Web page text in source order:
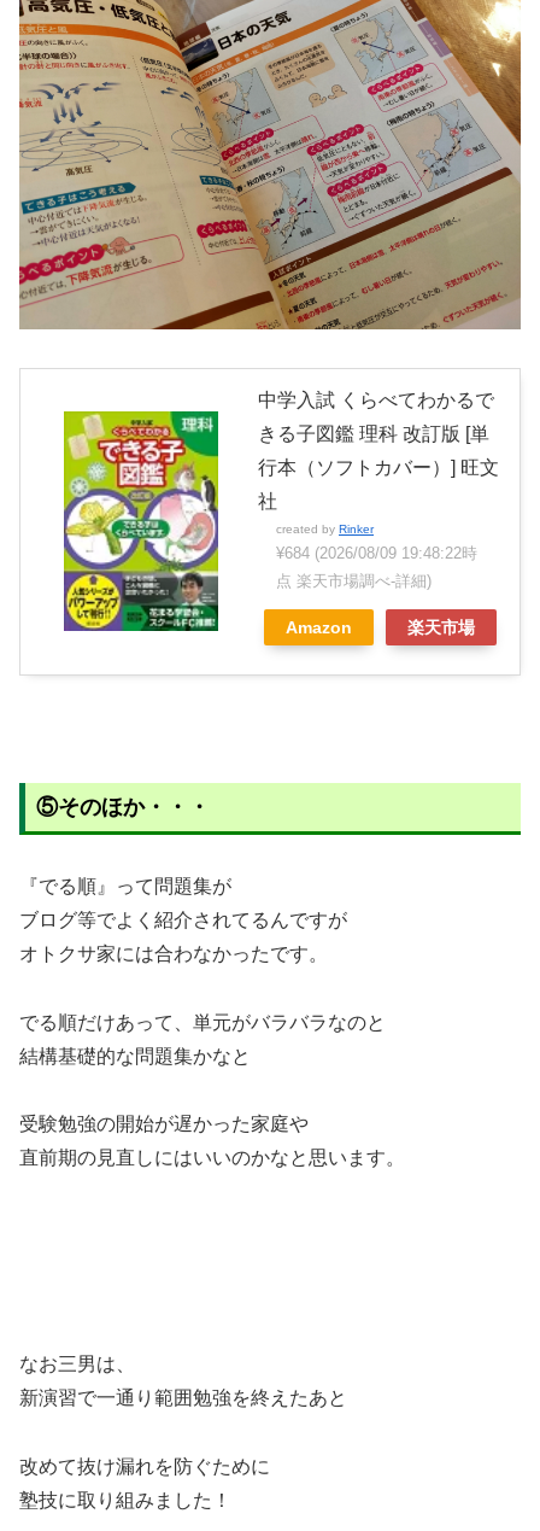
中学入試 くらべてわかるで
きる子図鑑 理科 改訂版 [単
行本（ソフトカバー）] 旺文
社
created by Rinker
¥684 (2026/08/09 19:48:22時
点 楽天市場調べ-詳細)
Amazon 楽天市場
⑤そのほか・・・
『でる順』って問題集が
ブログ等でよく紹介されてるんですが
オトクサ家には合わなかったです。
でる順だけあって、単元がバラバラなのと
結構基礎的な問題集かなと
受験勉強の開始が遅かった家庭や
直前期の見直しにはいいのかなと思います。
なお三男は、
新演習で一通り範囲勉強を終えたあと
改めて抜け漏れを防ぐために
塾技に取り組みました！